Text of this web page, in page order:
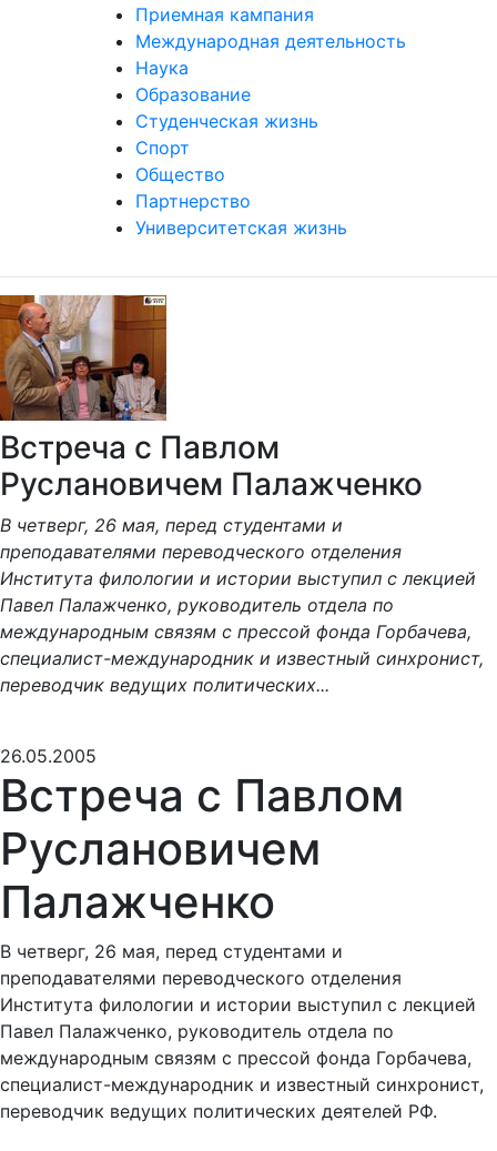
Приемная кампания
Международная деятельность
Наука
Образование
Студенческая жизнь
Спорт
Общество
Партнерство
Университетская жизнь
Встреча с Павлом
Руслановичем Палажченко
В четверг, 26 мая, перед студентами и
преподавателями переводческого отделения
Института филологии и истории выступил с лекцией
Павел Палажченко, руководитель отдела по
международным связям с прессой фонда Горбачева,
специалист-международник и известный синхронист,
переводчик ведущих политических...
26.05.2005
Встреча с Павлом
Руслановичем
Палажченко
В четверг, 26 мая, перед студентами и
преподавателями переводческого отделения
Института филологии и истории выступил с лекцией
Павел Палажченко, руководитель отдела по
международным связям с прессой фонда Горбачева,
специалист-международник и известный синхронист,
переводчик ведущих политических деятелей РФ.